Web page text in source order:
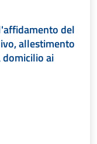
del
allestimento
domicilio ai